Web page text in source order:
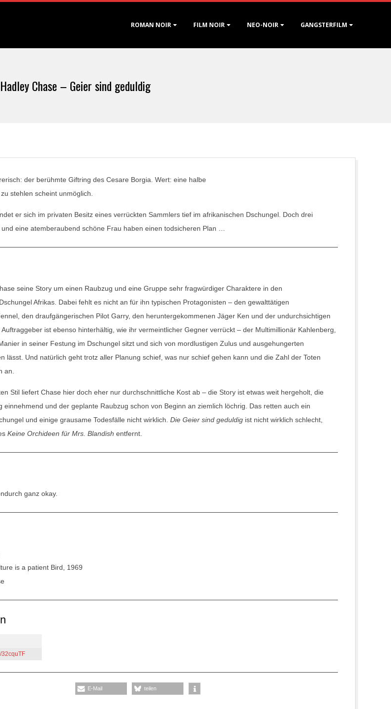
ROMAN NOIR FILM NOIR NEO-NOIR GANGSTERFILM
Chase – Geier sind geduldig
der berühmte Giftring des Cesare Borgia. Wert: eine halbe
stehlen scheint unmöglich.
er sich im privaten Besitz eines verrückten Sammlers tief im afrikanischen Dschungel. Doch drei
eine atemberaubend schöne Frau haben einen todsicheren Plan …
seine Story um einen Raubzug und eine Gruppe sehr fragwürdiger Charaktere in den
Afrikas. Dabei fehlt es nicht an für ihn typischen Protagonisten – den gewalttätigen
den draufgängerischen Pilot Garry, den heruntergekommenen Jäger Ken und der undurchsichtigen
ist ebenso hinterhältig, wie ihr vermeintlicher Gegner verrückt – der Multimillionär Kahlenberg,
in seiner Festung im Dschungel sitzt und sich von mordlustigen Zulus und ausgehungerten
lässt. Und natürlich geht trotz aller Planung schief, was nur schief gehen kann und die Zahl der Toten
an.
Stil liefert Chase hier doch eher nur durchschnittliche Kost ab – die Story ist etwas weit hergeholt, die
einnehmend und der geplante Raubzug schon von Beginn an ziemlich löchrig. Das retten auch ein
und einige grausame Todesfälle nicht wirklich. Die Geier sind geduldig ist nicht wirklich schlecht,
Keine Orchideen für Mrs. Blandish entfernt.
ganz okay.
is a patient Bird, 1969
32cquTF
E-Mail teilen